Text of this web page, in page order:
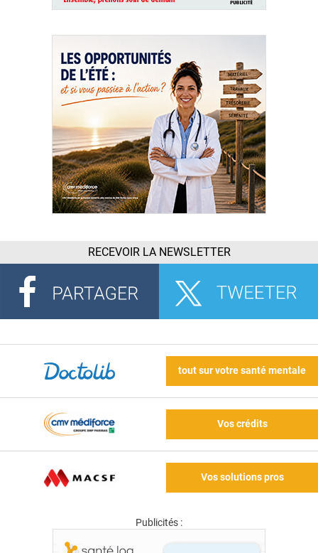
RECEVOIR LA NEWSLETTER
tout sur votre santé mentale
Vos crédits
Vos solutions pros
Publicités :